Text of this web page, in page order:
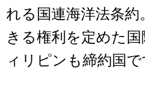
れる国連海洋法条
きる権利を定めた
ィリピンも締約国で